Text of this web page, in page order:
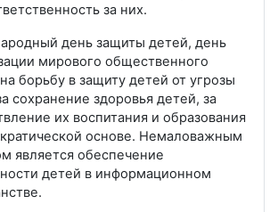
за них.
день защиты детей, день
мирового общественного
борьбу в защиту детей от угрозы
сохранение здоровья детей, за
их воспитания и образования
основе. Немаловажным
является обеспечение
детей в информационном